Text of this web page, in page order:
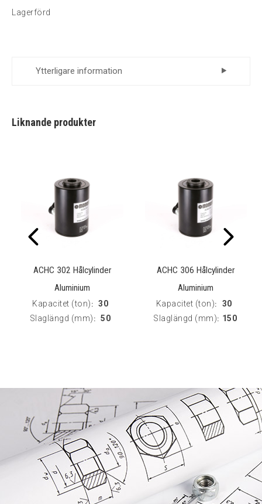
Lagerförd
Ytterligare information
Liknande produkter
ACHC 302 Hålcylinder
Aluminium
Kapacitet (ton) :
30
Slaglängd (mm) : 50
ACHC 306 Hålcylinder
Aluminium
Kapacitet (ton):
30
Slaglängd (mm): 150